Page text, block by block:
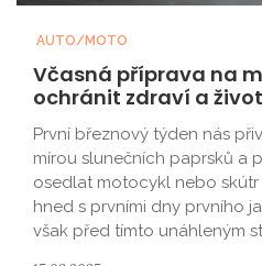
AUTO/MOTO
Včasná příprava na
ochránit zdraví a
První březnový týden nás
mírou slunečních paprsků a
osedlat motocykl nebo
hned s prvními dny prvního
však před tímto unáhleným